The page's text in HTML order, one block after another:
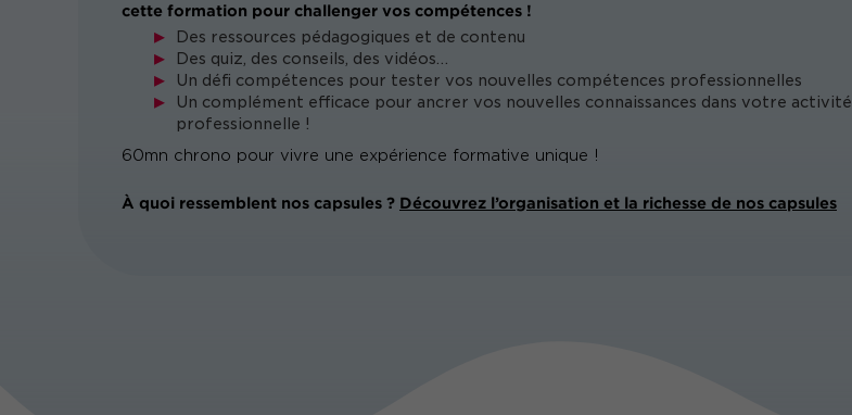
cette formation pour challenger vos compétences !
Des ressources pédagogiques et de contenu
Des quiz, des conseils, des vidéos…
Un défi compétences pour tester vos nouvelles compétences professionnelles
Un complément efficace pour ancrer vos nouvelles connaissances dans votre activité
professionnelle !
60mn chrono pour vivre une expérience formative unique !
À quoi ressemblent nos capsules ? Découvrez l’organisation et la richesse de nos capsules